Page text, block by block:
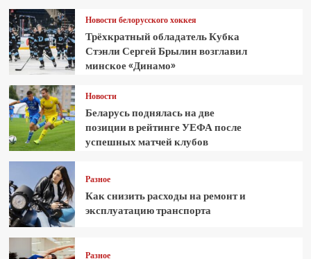
Новости белорусского хоккея
Трёхкратный обладатель Кубка
Стэнли Сергей Брылин возглавил
минское «Динамо»
Новости
Беларусь поднялась на две
позиции в рейтинге УЕФА после
успешных матчей клубов
Разное
Как снизить расходы на ремонт и
эксплуатацию транспорта
Разное